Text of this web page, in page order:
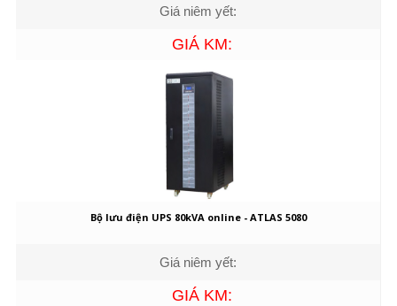
Giá niêm yết:
GIÁ KM:
Bộ lưu điện UPS 80kVA online - ATLAS 5080
Giá niêm yết:
GIÁ KM: